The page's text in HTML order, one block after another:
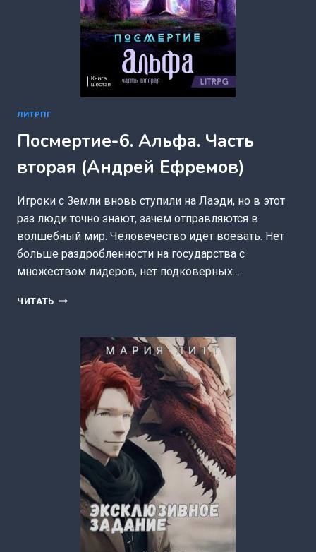
ЛИТРПГ
Посмертие-6. Альфа. Часть
вторая (Андрей Ефремов)
Игроки с Земли вновь ступили на Лаэди, но в этот
раз люди точно знают, зачем отправляются в
волшебный мир. Человечество идёт воевать. Нет
больше раздробленности на государства с
множеством лидеров, нет подковерных…
ЧИТАТЬ ПОСМЕРТИЕ-6.
ВТОРАЯ
(АНДРЕЙ
ЕФРЕМОВ)